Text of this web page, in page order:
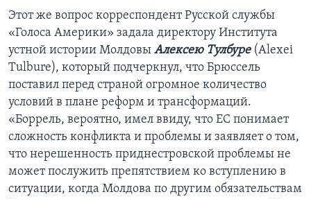
Этот же вопрос корреспондент Русской службы
«Голоса Америки» задала директору Института
устной истории Молдовы Алексею Тулбуре(Alexei
Tulbure), который подчеркнул, что Брюссель
поставил перед страной огромное количество
условий в плане реформ и трансформаций.
«Боррель, вероятно, имел ввиду, что ЕС понимает
сложность конфликта и проблемы и заявляет о том,
что нерешенность приднестровской проблемы не
может послужить препятствием ко вступлению в
ситуации, когда Молдова по другим обязательствам